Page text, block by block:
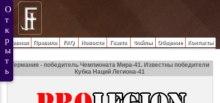
Главная Правила FAQ Новости Газета Файлы Общение Контакты
Германия - победитель Чемпионата Мира-41. Известны победители
Кубка Наций Легиона-41